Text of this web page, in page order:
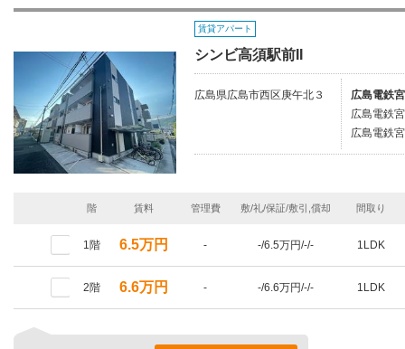
賃貸アパート
シンビ高須駅前II
広島県広島市西区庚午北３
広島電鉄
広島電鉄
広島電鉄
階 賃料 管理費 敷/礼/保証/敷引,償却 間取り
1階 6.5万円 - -/6.5万円/-/- 1LDK
2階 6.6万円 - -/6.6万円/-/- 1LDK